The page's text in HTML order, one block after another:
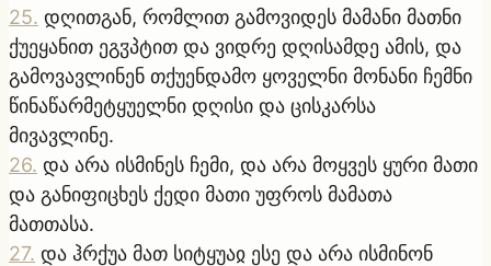
25. დღითგან, რომლით გამოვიდეს მამანი მათნი
ქუეყანით ეგჳპტით და ვიდრე დღისამდე ამის, და
გამოვავლინენ თქუენდამო ყოველნი მონანი ჩემნი
წინაწარმეტყუელნი დღისი და ცისკარსა
მივავლინე.
26. და არა ისმინეს ჩემი, და არა მოყვეს ყური მათი
და განიფიცხეს ქედი მათი უფროს მამათა
მათთასა.
27. და ჰრქუა მათ სიტყუაჲ ესე და არა ისმინონ